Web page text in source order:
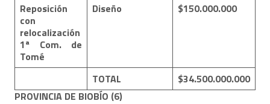
Reposición
con
relocalización
1ª Com. de
Tomé
Diseño $150.000.000
TOTAL
$34.500.000.000
PROVINCIA DE BIOBÍO (6)